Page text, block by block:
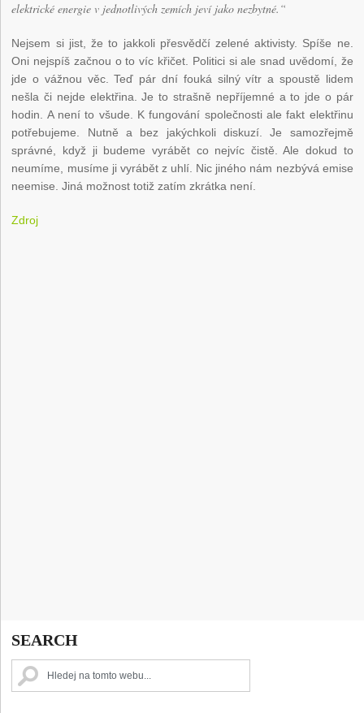
elektrické energie v jednotlivých zemích jeví jako nezbytné.“
Nejsem si jist, že to jakkoli přesvědčí zelené aktivisty. Spíše ne.
Oni nejspíš začnou o to víc křičet. Politici si ale snad uvědomí, že
jde o vážnou věc. Teď pár dní fouká silný vítr a spoustě lidem
nešla či nejde elektřina. Je to strašně nepříjemné a to jde o pár
hodin. A není to všude. K fungování společnosti ale fakt elektřinu
potřebujeme. Nutně a bez jakýchkoli diskuzí. Je samozřejmě
správné, když ji budeme vyrábět co nejvíc čistě. Ale dokud to
neumíme, musíme ji vyrábět z uhlí. Nic jiného nám nezbývá emise
neemise. Jiná možnost totiž zatím zkrátka není.
Zdroj
SEARCH